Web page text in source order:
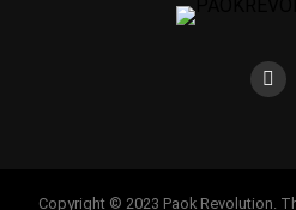
Copyright © 2023 Paok Revolution.